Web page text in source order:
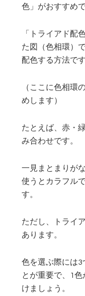
色」がおすすめで
「トライアド配
た図（色相環）
配色する方法です
（ここに色相環
めします）
たとえば、赤・
み合わせです。
一見まとまりが
使うとカラフル
す。
ただし、トライ
あります。
色を選ぶ際には3
とが重要で、1
けましょう。